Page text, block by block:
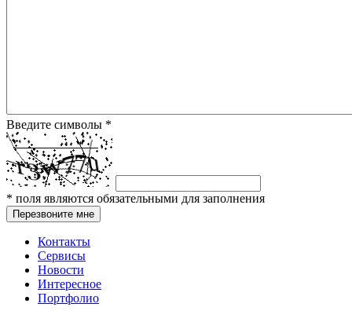
Введите символы *
* поля являются обязательными для заполнения
Перезвоните мне
Контакты
Сервисы
Новости
Интересное
Портфолио